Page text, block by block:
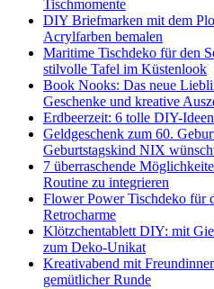
Tischmomente
DIY Briefmarken mit dem
Acrylfarben bemalen
Maritime Tischdeko für den
stilvolle Tafel im Küstenlook
Book Nooks: Das neue
Geschenke und kreative
Erdbeerzeit: 6 tolle DIY-
Geldgeschenk zum 60.
Geburtstagskind NIX
7 überraschende
Routine zu integrieren
Flower Power Tischdeko für
Retrocharme
Klötzchentablett DIY: mit
zum Deko-Unikat
Kreativabend mit
gemütlicher Runde